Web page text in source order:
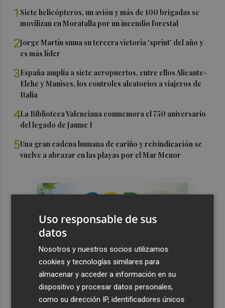
1 Siete helicópteros, un avión y más de 100 brigadas se
movilizan en Moratalla por un incendio forestal
2Jorge Martín suma su tercera victoria 'sprint' del año y
es más líder
3España amplía a siete aeropuertos, entre ellos Alicante-
Elche y Manises, los controles aleatorios a viajeros de
Italia
4La Biblioteca Valenciana conmemora el 750 aniversario
del legado de Jaume I
5Una gran cadena humana de cariño y reivindicación se
vuelve a abrazar en las playas por el Mar Menor
Uso responsable de sus
datos
Nosotros y nuestros socios utilizamos
cookies y tecnologías similares para
almacenar y acceder a información en su
dispositivo y procesar datos personales,
como su dirección IP, identificadores únicos